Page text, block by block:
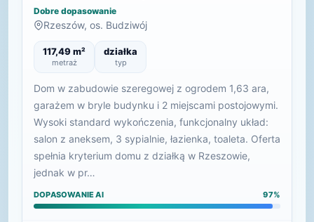
Dobre dopasowanie
Rzeszów, os. Budziwój
117,49 m²
metraż
działka
typ
Dom w zabudowie szeregowej z ogrodem 1,63 ara,
garażem w bryle budynku i 2 miejscami postojowymi.
Wysoki standard wykończenia, funkcjonalny układ:
salon z aneksem, 3 sypialnie, łazienka, toaleta. Oferta
spełnia kryterium domu z działką w Rzeszowie,
jednak w pr…
DOPASOWANIE AI 97%